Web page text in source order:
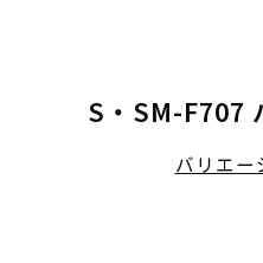
S・SM-F707
バリエー